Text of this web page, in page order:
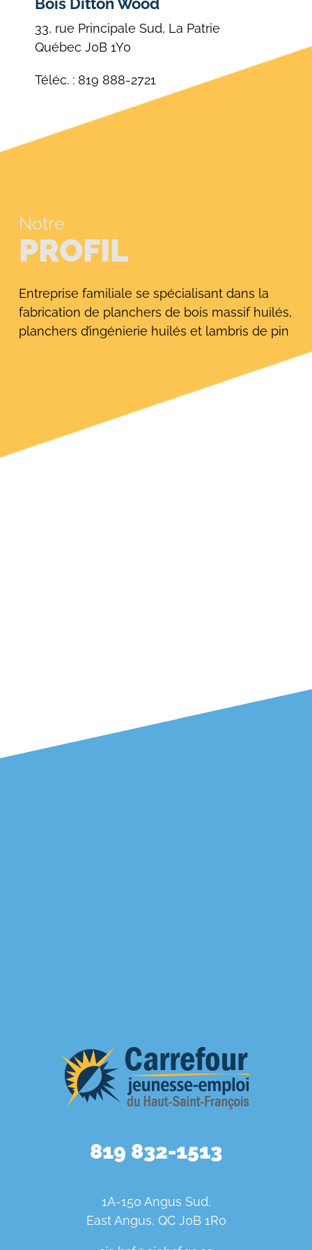
33, rue Principale Sud, La Patrie
Québec J0B 1Y0
Téléc. : 819 888-2721
Notre
PROFIL
Entreprise familiale se spécialisant dans la
fabrication de planchers de bois massif huilés,
planchers d’ingénierie huilés et lambris de pin
819 832-1513
1A-150 Angus Sud,
East Angus, QC J0B 1R0